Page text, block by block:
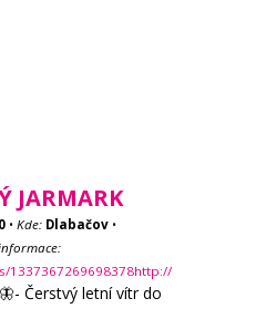
JARMARK
• Kde: Dlabačov •
1337367269698378http://
Čerstvý letní vítr do